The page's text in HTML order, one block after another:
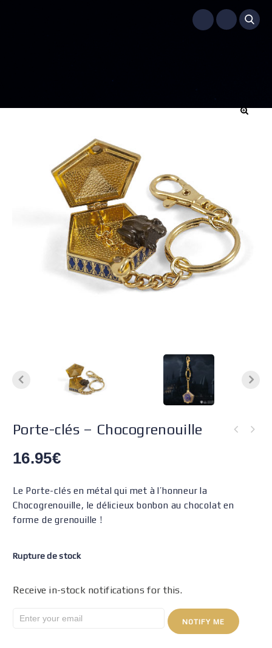
Menu
Porte-clés – Chocogrenouille
16.95€
Le Porte-clés en métal qui met à l’honneur la
Chocogrenouille, le délicieux bonbon au chocolat en
forme de grenouille !
Rupture de stock
Receive in-stock notifications for this.
NOTIFY ME